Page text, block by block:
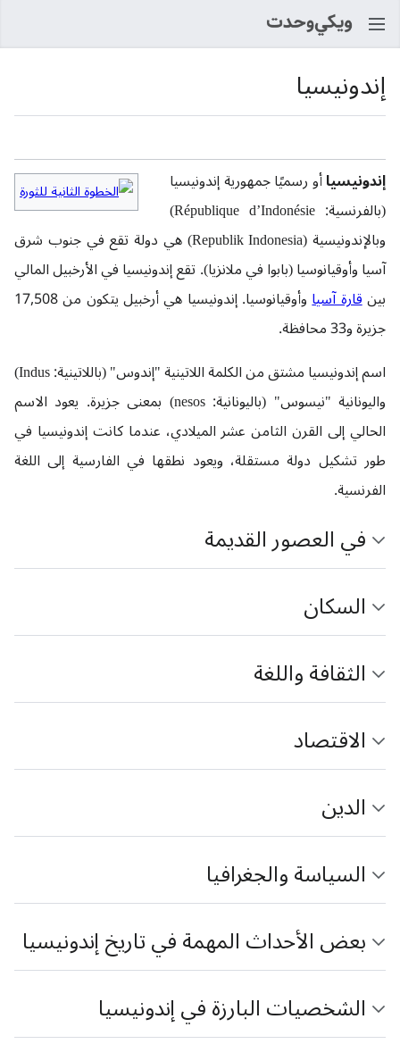
إندونيسيا
إندونيسياأو رسميًا جمهورية إندونيسيا
(بالفرنسية: République d’Indonésie)
وبالإندونيسية (Republik Indonesia) هي دولة تقع في جنوب شرق
آسيا وأوقيانوسيا (بابوا في ملانزيا). تقع إندونيسيا في الأرخبيل المالي
بينقارة آسيا
وأوقيانوسيا. إندونيسيا هي أرخبيل يتكون من 17,508
جزيرة و33 محافظة.
اسم إندونيسيا مشتق من الكلمة اللاتينية "إندوس" (باللاتينية: Indus)
واليونانية "نيسوس" (باليونانية: nesos) بمعنى جزيرة. يعود الاسم
الحالي إلى القرن الثامن عشر الميلادي، عندما كانت إندونيسيا في
طور تشكيل دولة مستقلة، ويعود نطقها في الفارسية إلى اللغة
الفرنسية.
في العصور القديمة
السكان
الثقافة واللغة
الاقتصاد
الدين
السياسة والجغرافيا
بعض الأحداث المهمة في تاريخ إندونيسيا
الشخصيات البارزة في إندونيسيا